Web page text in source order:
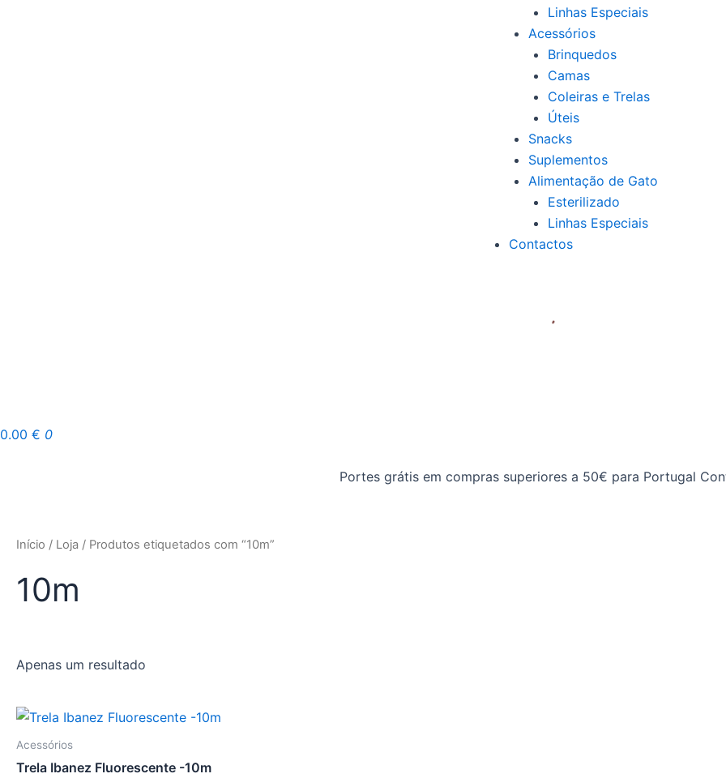
Linhas Especiais
Acessórios
Brinquedos
Camas
Coleiras e Trelas
Úteis
Snacks
Suplementos
Alimentação de Gato
Esterilizado
Linhas Especiais
Contactos
0.00 € 0
Portes grátis em compras superiores a 50€ para Portugal
Início / Loja / Produtos etiquetados com “10m”
10m
Apenas um resultado
Acessórios
Trela Ibanez Fluorescente -10m